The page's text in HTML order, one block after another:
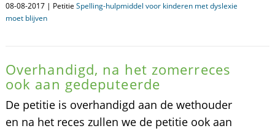
08-08-2017 | Petitie Spelling-hulpmiddel voor kinderen met dyslexie
moet blijven
Overhandigd, na het zomerreces
ook aan gedeputeerde
De petitie is overhandigd aan de wethouder
en na het reces zullen we de petitie ook aan